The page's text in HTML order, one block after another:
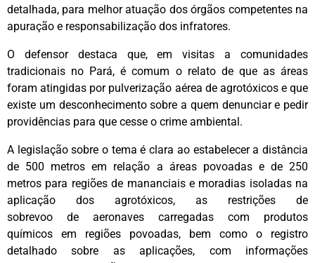
detalhada, para melhor atuação dos órgãos competentes na
apuração e responsabilização dos infratores.
O defensor destaca que, em visitas a comunidades
tradicionais no Pará, é comum o relato de que as áreas
foram atingidas por pulverização aérea de agrotóxicos e que
existe um desconhecimento sobre a quem denunciar e pedir
providências para que cesse o crime ambiental.
A legislação sobre o tema é clara ao estabelecer a distância
de 500 metros em relação a áreas povoadas e de 250
metros para regiões de mananciais e moradias isoladas na
aplicação dos agrotóxicos, as restrições de
sobrevoo de aeronaves carregadas com produtos
químicos em regiões povoadas, bem como o registro
detalhado sobre as aplicações, com informações